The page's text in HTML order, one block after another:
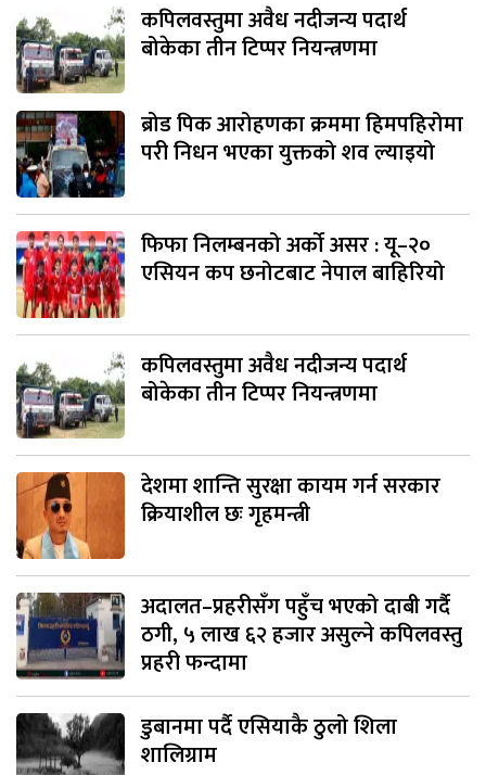
कपिलवस्तुमा अवैध नदीजन्य पदार्थ
बोकेका तीन टिप्पर नियन्त्रणमा
ब्रोड पिक आरोहणका क्रममा हिमपहिरोमा
परी निधन भएका युक्तको शव ल्याइयो
फिफा निलम्बनको अर्को असर : यू–२०
एसियन कप छनोटबाट नेपाल बाहिरियो
कपिलवस्तुमा अवैध नदीजन्य पदार्थ
बोकेका तीन टिप्पर नियन्त्रणमा
देशमा शान्ति सुरक्षा कायम गर्न सरकार
क्रियाशील छः गृहमन्त्री
अदालत–प्रहरीसँग पहुँच भएको दाबी गर्दै
ठगी, ५ लाख ६२ हजार असुल्ने कपिलवस्तु
प्रहरी फन्दामा
डुबानमा पर्दै एसियाकै ठुलो शिला
शालिग्राम